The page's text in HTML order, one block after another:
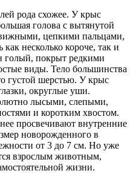
рода схожее. У крыс
голова с вытянутой
цепкими пальцами,
несколько короче, так и
голый, покрыт редкими
виды. Тело большинства
густой шерстью. У крыс
округлые уши.
лысыми, слепыми,
и коротким хвостом.
просвечивают внутренние
новорожденного в
от 3 до 7 см. Но уже
взрослым животным,
жизни.